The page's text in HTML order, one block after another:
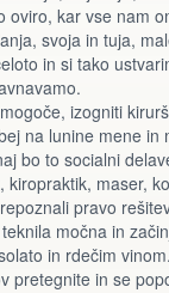
oviro, kar vse nam
svoja in tuja,
in si tako
izogniti
na lunine mene in
bo to socialni
kiropraktik, maser,
pravo
močna in
in rdečim
pretegnite in se